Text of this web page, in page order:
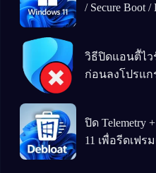
/ Secure Boot /
วิธีปิดแอนตีัไว
ก่อนลงโปรแก
ปิด Telemetry
11 เพื่อรีดเฟร